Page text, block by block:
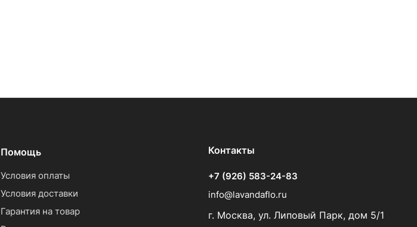
Помощь
Условия оплаты
Условия доставки
Гарантия на товар
Контакты
+7 (926) 583-24-83
info@lavandaflo.ru
г. Москва, ул. Липовый Парк, дом 5/1